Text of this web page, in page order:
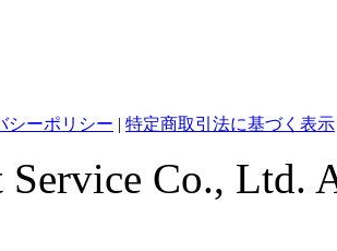
シーポリシー | 特定商取引法に基づく表示
Co., Ltd.